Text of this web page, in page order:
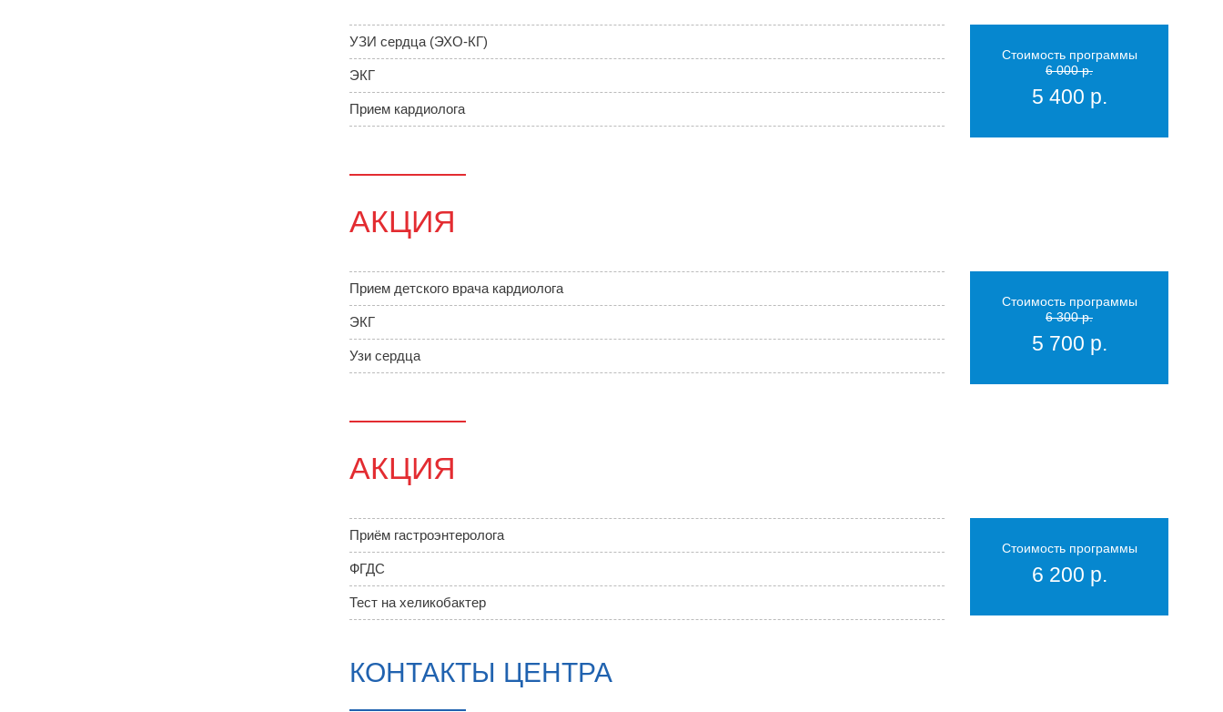
УЗИ сердца (ЭХО-КГ)
ЭКГ
Прием кардиолога
Стоимость программы
6 000 р.
5 400 р.
АКЦИЯ
Прием детского врача кардиолога
ЭКГ
Узи сердца
Стоимость программы
6 300 р.
5 700 р.
АКЦИЯ
Приём гастроэнтеролога
ФГДС
Тест на хеликобактер
Стоимость программы
6 200 р.
КОНТАКТЫ ЦЕНТРА